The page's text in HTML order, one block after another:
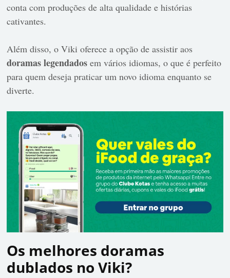
conta com produções de alta qualidade e histórias
cativantes.
Além disso, o Viki oferece a opção de assistir aos
doramas legendados em vários idiomas, o que é perfeito
para quem deseja praticar um novo idioma enquanto se
diverte.
Os melhores doramas
dublados no Viki?